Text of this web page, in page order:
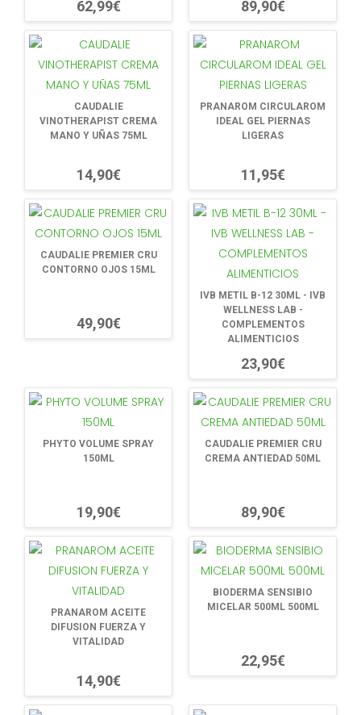
62,99€ 89,90€
CAUDALIE
VINOTHERAPIST CREMA
MANO Y UÑAS 75ML
14,90€
PRANAROM CIRCULAROM
IDEAL GEL PIERNAS
LIGERAS
11,95€
CAUDALIE PREMIER CRU
CONTORNO OJOS 15ML
49,90€
IVB METIL B-12 30ML - IVB
WELLNESS LAB -
COMPLEMENTOS
ALIMENTICIOS
23,90€
PHYTO VOLUME SPRAY
150ML
19,90€
CAUDALIE PREMIER CRU
CREMA ANTIEDAD 50ML
89,90€
PRANAROM ACEITE
DIFUSION FUERZA Y
VITALIDAD
14,90€
BIODERMA SENSIBIO
MICELAR 500ML 500ML
22,95€